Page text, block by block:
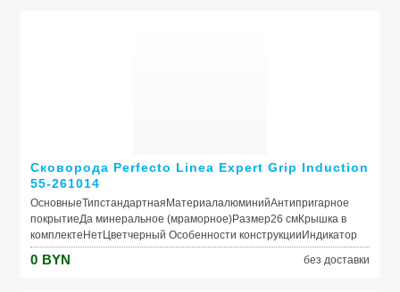
Сковорода Perfecto Linea Expert Grip Induction
55-261014
ОсновныеТипстандартнаяМатериалалюминийАнтипригарное
покрытиеДа минеральное (мраморное)Размер26 смКрышка в
комплектеНетЦветчерный Особенности конструкцииИндикатор
нагрева (термоспот)НетСовместимость с конфоркамигаз,
электро, стеклокерамика, индукцияПригодность для
0 BYN без доставки